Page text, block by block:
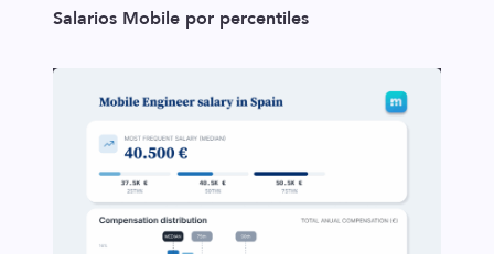
Salarios Mobile por percentiles